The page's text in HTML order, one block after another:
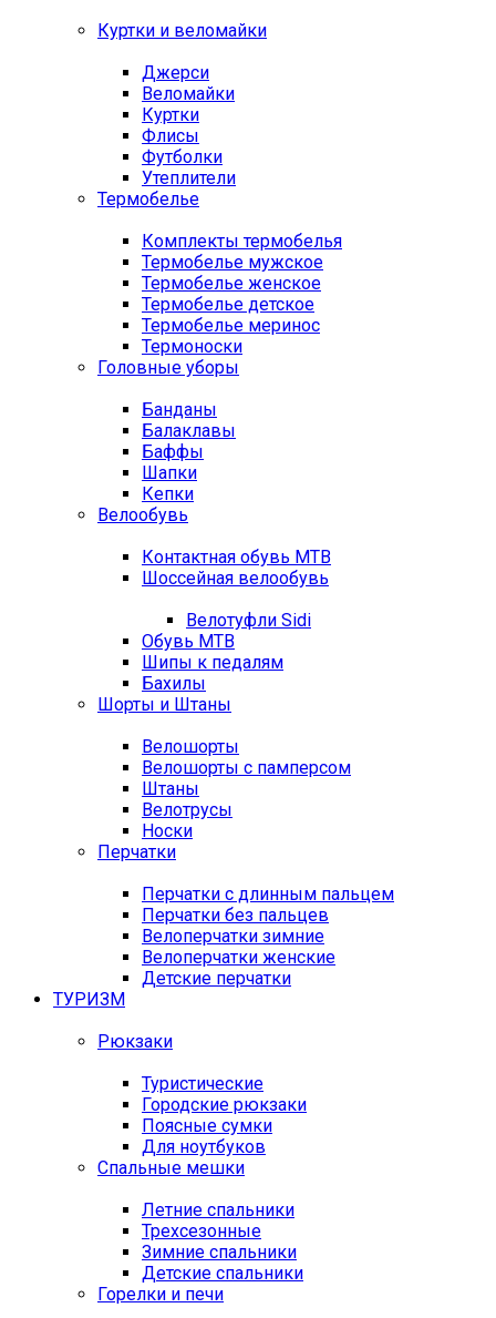
Куртки и веломайки
Джерси
Веломайки
Куртки
Флисы
Футболки
Утеплители
Термобелье
Комплекты термобелья
Термобелье мужское
Термобелье женское
Термобелье детское
Термобелье меринос
Термоноски
Головные уборы
Банданы
Балаклавы
Баффы
Шапки
Кепки
Велообувь
Контактная обувь MTB
Шоссейная велообувь
Велотуфли Sidi
Обувь MTB
Шипы к педалям
Бахилы
Шорты и Штаны
Велошорты
Велошорты с памперсом
Штаны
Велотрусы
Носки
Перчатки
Перчатки с длинным пальцем
Перчатки без пальцев
Велоперчатки зимние
Велоперчатки женские
Детские перчатки
ТУРИЗМ
Рюкзаки
Туристические
Городские рюкзаки
Поясные сумки
Для ноутбуков
Спальные мешки
Летние спальники
Трехсезонные
Зимние спальники
Детские спальники
Горелки и печи